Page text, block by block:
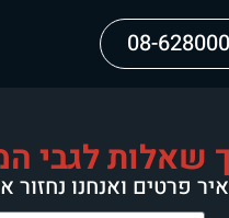
08-
שאלות לגבי
פרטים ואנחנו נחזור